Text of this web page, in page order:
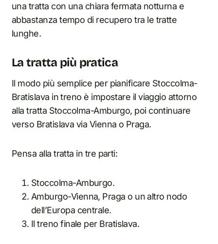
una tratta con una chiara fermata notturna e
abbastanza tempo di recupero tra le tratte
lunghe.
La tratta più pratica
Il modo più semplice per pianificare Stoccolma-
Bratislava in treno è impostare il viaggio attorno
alla tratta Stoccolma-Amburgo, poi continuare
verso Bratislava via Vienna o Praga.
Pensa alla tratta in tre parti:
Stoccolma-Amburgo.
Amburgo-Vienna, Praga o un altro nodo
dell’Europa centrale.
Il treno finale per Bratislava.